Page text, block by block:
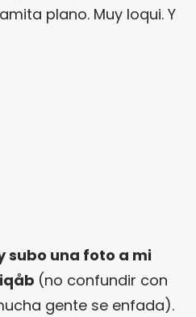
plano. Muy loqui. Y
subo una foto a mi
(no confundir con
gente se enfada).